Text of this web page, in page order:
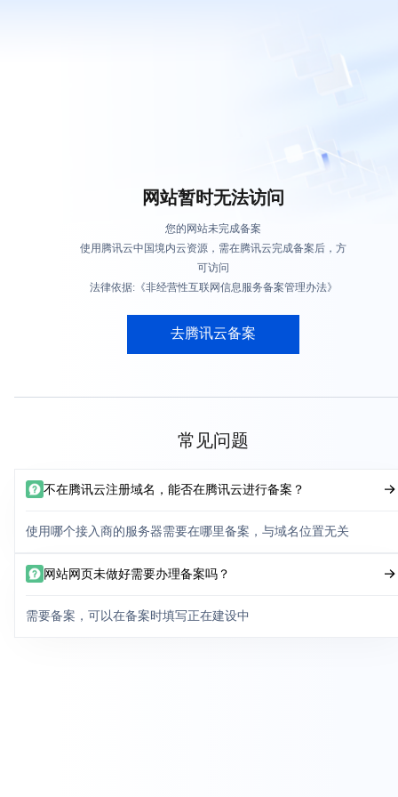
网站暂时无法访问
您的网站未完成备案
使用腾讯云中国境内云资源，需在腾讯云完成备案后，方
可访问
法律依据:《非经营性互联网信息服务备案管理办法》
去腾讯云备案
常见问题
不在腾讯云注册域名，能否在腾讯云进行备案？
使用哪个接入商的服务器需要在哪里备案，与域名位置无关
网站网页未做好需要办理备案吗？
需要备案，可以在备案时填写正在建设中